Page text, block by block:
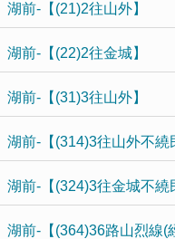
湖前-【(21)2往山外】
湖前-【(22)2往金城】
湖前-【(31)3往山外】
湖前-【(314)3往山外不繞
湖前-【(324)3往金城不繞
湖前-【(364)36路山烈線(